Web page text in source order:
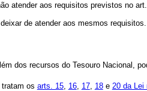
atender aos requisitos previstos no
deixar de atender aos mesmos
dos recursos do Tesouro Nacional,
tratam os arts. 15, 16, 17, 18e 20 da Lei